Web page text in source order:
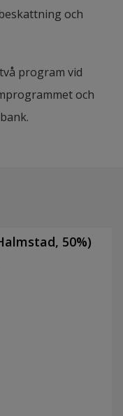
och
program vid
och
50%)
Länk till